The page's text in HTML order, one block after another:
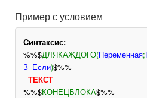
Пример с условием
Cинтаксис:
%%$ДЛЯКАЖДОГО(Переменная;
З_Если)$%%
ТЕКСТ
%%$КОНЕЦБЛОКА$%%